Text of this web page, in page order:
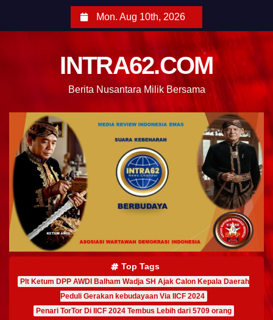
Mon. Aug 10th, 2026
INTRA62.COM
Berita Nusantara Milik Bersama
Top Tags
Plt Ketum DPP AWDI Balham Wadja SH Ajak Calon Kepala Daerah
Peduli Gerakan kebudayaan Via IICF 2024
Penari TorTor Di IICF 2024 Tembus Lebih dari 5709 orang